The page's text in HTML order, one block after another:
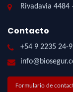
Rivadavia
Contacto
+54 9 2235 24-
Formulario de